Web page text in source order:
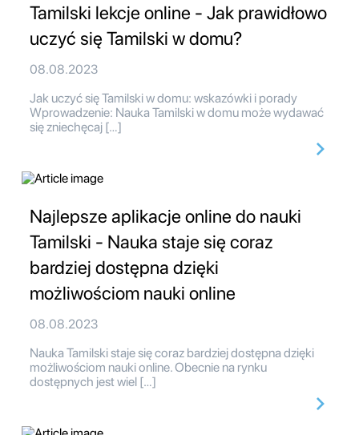
Tamilski lekcje online - Jak prawidłowo
uczyć się Tamilski w domu?
08.08.2023
Jak uczyć się Tamilski w domu: wskazówki i porady
Wprowadzenie: Nauka Tamilski w domu może wydawać
się zniechęcaj […]
Najlepsze aplikacje online do nauki
Tamilski - Nauka staje się coraz
bardziej dostępna dzięki
możliwościom nauki online
08.08.2023
Nauka Tamilski staje się coraz bardziej dostępna dzięki
możliwościom nauki online. Obecnie na rynku
dostępnych jest wiel […]